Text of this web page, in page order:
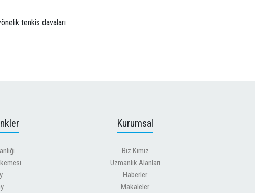
tenkis davaları
Kurumsal
Biz Kimiz
Uzmanlık Alanları
Haberler
Makaleler